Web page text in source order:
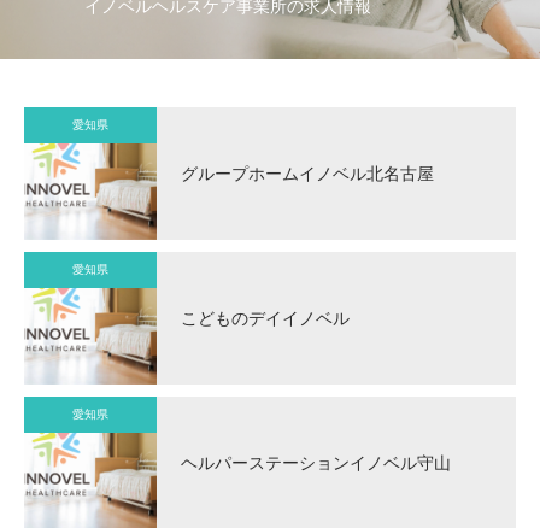
イノベルヘルスケア事業所の求人情報
愛知県
グループホームイノベル北名古屋
愛知県
こどものデイイノベル
愛知県
ヘルパーステーションイノベル守山